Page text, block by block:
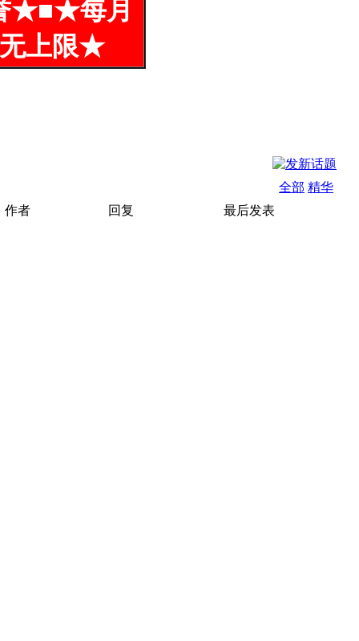
★■★每月
上限★
全部 精华
作者
回复 最后发表